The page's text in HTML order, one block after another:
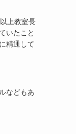
上教室長
いたこと
精通して
などもあ